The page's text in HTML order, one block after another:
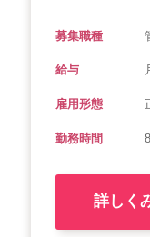
募集職種
給与
雇用形態
勤務時間
詳しく